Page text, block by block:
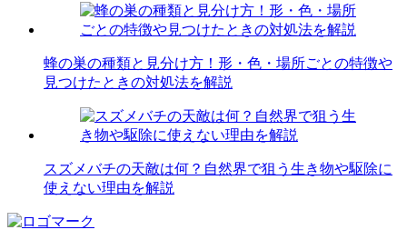
蜂の巣の種類と見分け方！形・色・場所ごとの特徴や
見つけたときの対処法を解説
スズメバチの天敵は何？自然界で狙う生き物や駆除に
使えない理由を解説